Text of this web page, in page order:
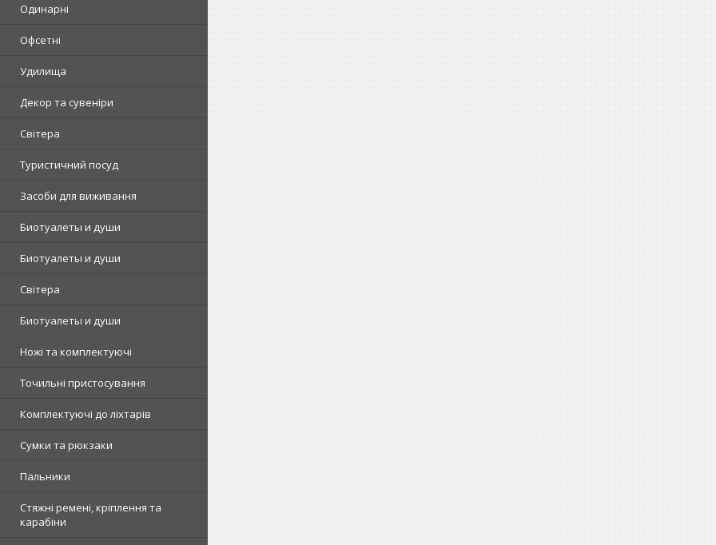
Одинарні
Офсетні
Удилища
Декор та сувеніри
Світера
Туристичний посуд
Засоби для виживання
Биотуалеты и души
Биотуалеты и души
Світера
Биотуалеты и души
Ножі та комплектуючі
Точильні пристосування
Комплектуючі до ліхтарів
Сумки та рюкзаки
Пальники
Стяжні ремені, кріплення та
карабіни